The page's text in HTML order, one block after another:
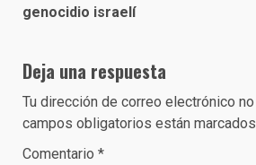
genocidio israelí
Deja una respuesta
Tu dirección de correo electrónico
campos obligatorios están
Comentario *